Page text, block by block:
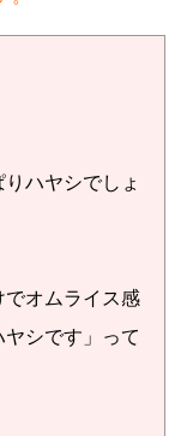
ハヤシでしょ
でオムライス感
シです」って